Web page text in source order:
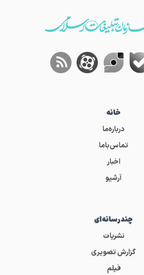
خانه
درباره‌ما
تماس‌باما
اخبار
آرشیو
چندرسانه‌ای
نشریات
گزارش تصویری
فیلم